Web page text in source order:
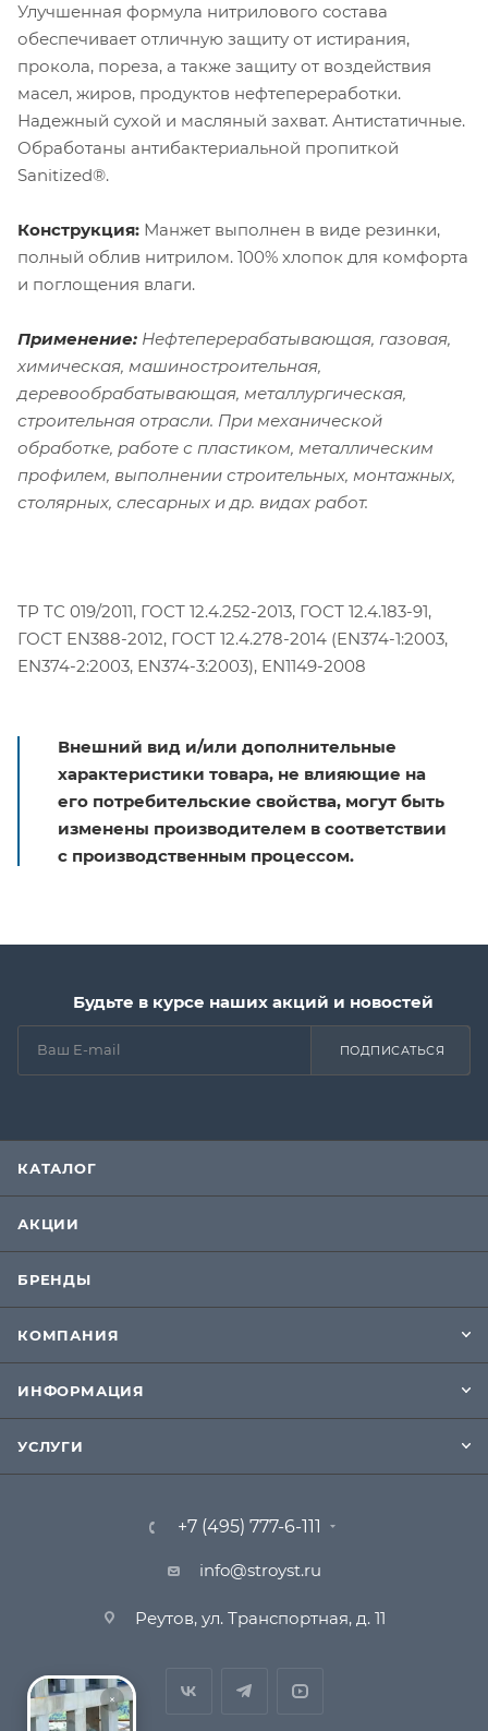
Улучшенная формула нитрилового состава
обеспечивает отличную защиту от истирания,
прокола, пореза, а также защиту от воздействия
масел, жиров, продуктов нефтепереработки.
Надежный сухой и масляный захват. Антистатичные.
Обработаны антибактериальной пропиткой
Sanitized®.
Конструкция: Манжет выполнен в виде резинки,
полный облив нитрилом. 100% хлопок для комфорта
и поглощения влаги.
Применение: Нефтеперерабатывающая, газовая,
химическая, машиностроительная,
деревообрабатывающая, металлургическая,
строительная отрасли. При механической
обработке, работе с пластиком, металлическим
профилем, выполнении строительных, монтажных,
столярных, слесарных и др. видах работ.
ТР ТС 019/2011, ГОСТ 12.4.252-2013, ГОСТ 12.4.183-91,
ГОСТ EN388-2012, ГОСТ 12.4.278-2014 (EN374-1:2003,
EN374-2:2003, EN374-3:2003), EN1149-2008
Внешний вид и/или дополнительные
характеристики товара, не влияющие на
его потребительские свойства, могут быть
изменены производителем в соответствии
с производственным процессом.
Будьте в курсе наших акций и новостей
ПОДПИСАТЬСЯ
КАТАЛОГ
АКЦИИ
БРЕНДЫ
КОМПАНИЯ
ИНФОРМАЦИЯ
УСЛУГИ
+7 (495) 777-6-111
info@stroyst.ru
Реутов, ул. Транспортная, д. 11